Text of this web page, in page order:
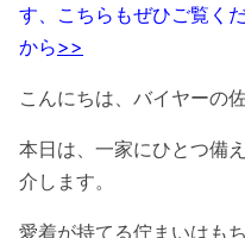
す、こちらもぜひご覧く
から>>
こんにちは、バイヤーの
本日は、一家にひとつ備
介します。
愛着が持てる佇まいはも